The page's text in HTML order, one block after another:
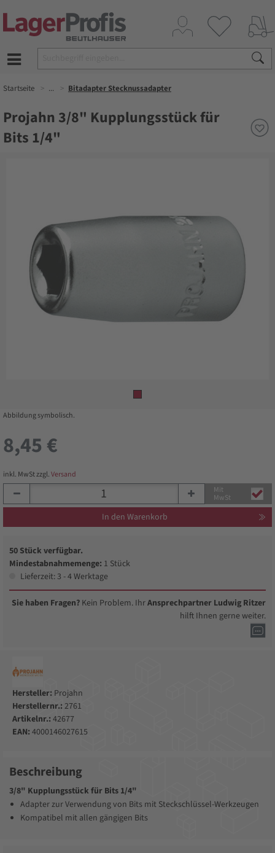
Startseite ... Bitadapter Stecknussadapter
Projahn 3/8" Kupplungsstück für
Bits 1/4"
Abbildung symbolisch.
8,45 €
inkl. MwSt zzgl.Versand
Mit
MwSt
In den Warenkorb
50 Stück verfügbar.
Mindestabnahmemenge: 1 Stück
Lieferzeit: 3 - 4 Werktage
Sie haben Fragen? Kein Problem. IhrAnsprechpartner Ludwig Ritzer
hilft Ihnen gerne weiter.
Hersteller: Projahn
Herstellernr.: 2761
Artikelnr.: 42677
EAN: 4000146027615
Beschreibung
3/8" Kupplungsstück für Bits 1/4"
Adapter zur Verwendung von Bits mit Steckschlüssel-Werkzeugen
Kompatibel mit allen gängigen Bits